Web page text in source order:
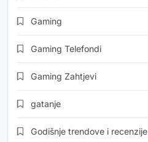
Gaming
Gaming Telefondi
Gaming Zahtjevi
gatanje
Godišnje trendove i recenzije